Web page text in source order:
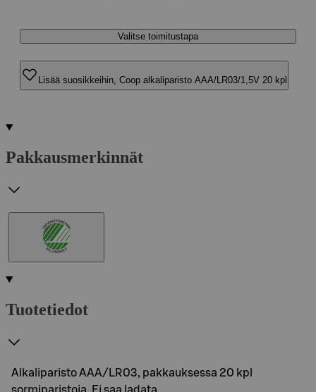
Valitse toimitustapa
Lisää suosikkeihin, Coop alkaliparisto AAA/LR03/1,5V 20 kpl
Pakkausmerkinnät
Tuotetiedot
Alkaliparisto AAA/LR03, pakkauksessa 20 kpl
sormiparistoja. Ei saa ladata.